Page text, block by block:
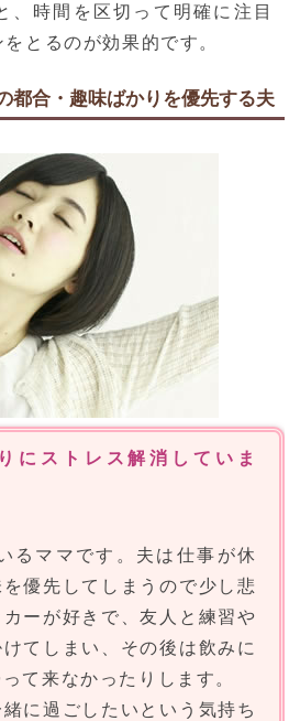
、時間を区切って明確に注目
とるのが効果的です。
都合・趣味ばかりを優先する夫
にストレス解消していま
るママです。夫は仕事が休
優先してしまうので少し悲
ーが好きで、友人と練習や
てしまい、その後は飲みに
て来なかったりします。
に過ごしたいという気持ち